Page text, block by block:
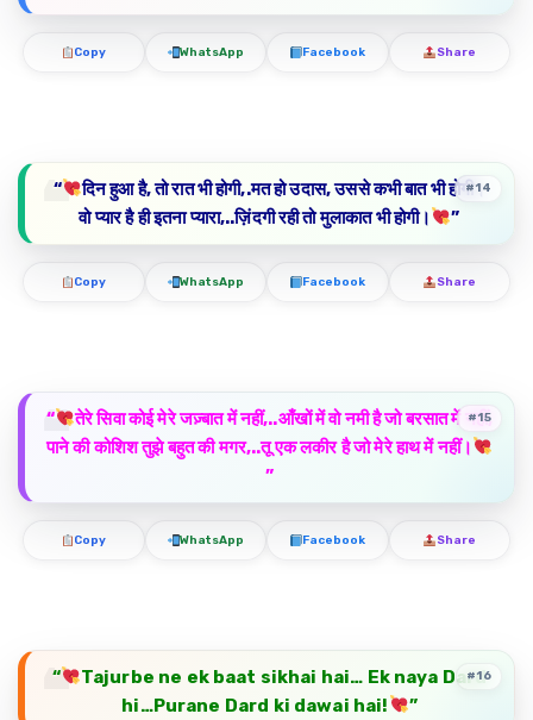
Copy WhatsApp Facebook Share
“
दिन हुआ है, तो रात भी होगी,.मत हो उदास, उससे कभी बात भी होगी।
वो प्यार है ही इतना प्यारा,..ज़िंदगी रही तो मुलाकात भी होगी।
”
#14
Copy WhatsApp Facebook Share
“
तेरे सिवा कोई मेरे जज़्बात में नहीं,..आँखों में वो नमी है जो बरसात में नहीं,
पाने की कोशिश तुझे बहुत की मगर,..तू एक लकीर है जो मेरे हाथ में नहीं।
”
#15
Copy WhatsApp Facebook Share
“
Tajurbe ne ek baat sikhai hai… Ek naya Dard
hi…Purane Dard ki dawai hai!
”
#16